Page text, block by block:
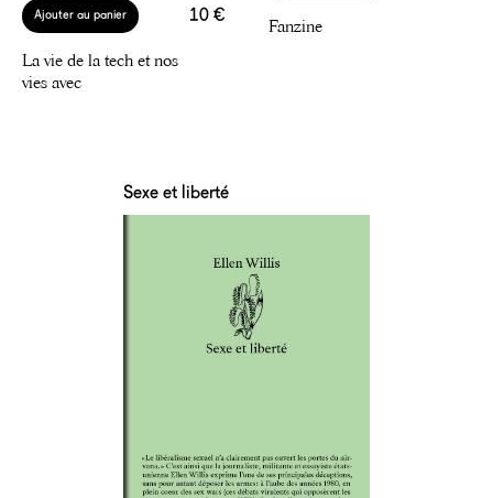
10 €
Ajouter au panier
La vie de la tech et nos
vies avec
Fanzine
Sexe et liberté